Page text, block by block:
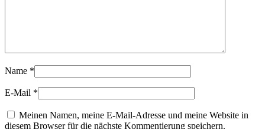
Name *
E-Mail *
Meinen Namen, meine E-Mail-Adresse und meine Website in
diesem Browser für die nächste Kommentierung speichern.